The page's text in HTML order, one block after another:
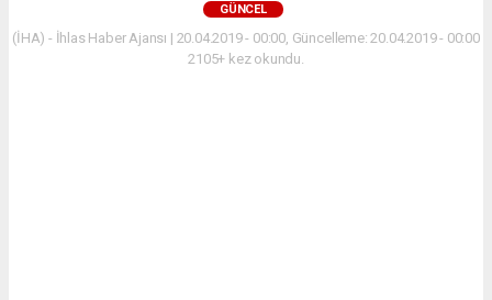
GÜNCEL
(İHA) - İhlas Haber Ajansı | 20.04.2019 - 00:00, Güncelleme: 20.04.2019 - 00:00
2105+ kez okundu.